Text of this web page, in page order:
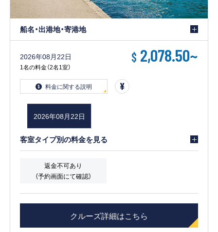
船名・出港地・寄港地
2026年08月22日
1名の料金（2名1室）
$ 2,078.50~
料金に関する説明
2026年08月22日
客室タイプ別の料金を見る
返金不可あり
（予約画面にて確認）
クルーズ詳細はこちら